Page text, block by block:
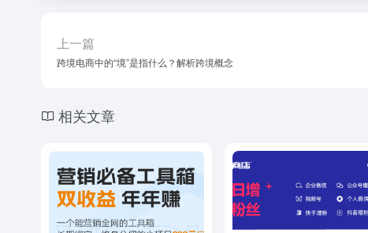
上一篇
跨境电商中的“境”是指什么？解析跨境概念
相关文章